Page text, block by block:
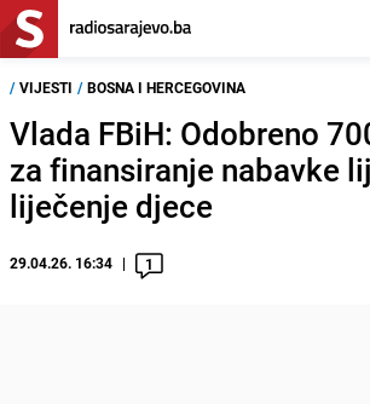
/ VIJESTI / BOSNA I HERCEGOVINA
Vlada FBiH: Odobreno
za finansiranje nabavke
liječenje djece
29.04.26. 16:34 1